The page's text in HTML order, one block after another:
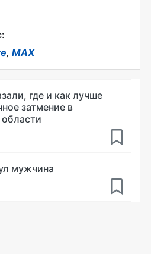
, MAX
где и как лучше
затмение в
мужчина